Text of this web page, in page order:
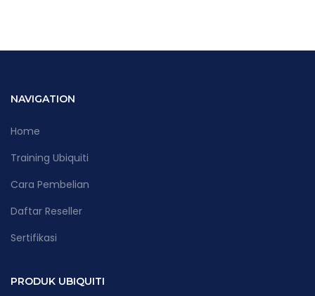
NAVIGATION
Home
Training Ubiquiti
Cara Pembelian
Daftar Reseller
Sertifikasi
PRODUK UBIQUITI